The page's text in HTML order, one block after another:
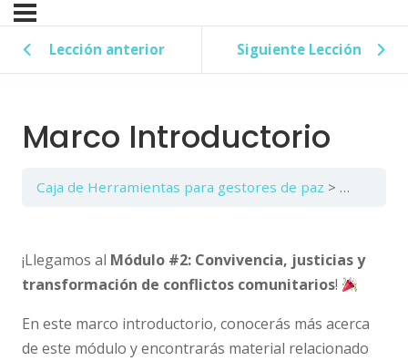
Lección anterior Siguiente Lección
Marco Introductorio
Caja de Herramientas para gestores de paz Marco
¡Llegamos al Módulo #2: Convivencia, justicias y
transformación de conflictos comunitarios!
En este marco introductorio, conocerás más acerca
de este módulo y encontrarás material relacionado